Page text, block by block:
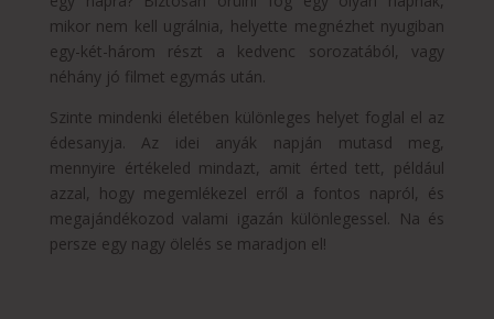
mikor nem kell ugrálnia, helyette megnézhet nyugiban
egy-két-három részt a kedvenc sorozatából, vagy
néhány jó filmet egymás után.
Szinte mindenki életében különleges helyet foglal el az
édesanyja. Az idei anyák napján mutasd meg,
mennyire értékeled mindazt, amit érted tett, például
azzal, hogy megemlékezel erről a fontos napról, és
megajándékozod valami igazán különlegessel. Na és
persze egy nagy ölelés se maradjon el!